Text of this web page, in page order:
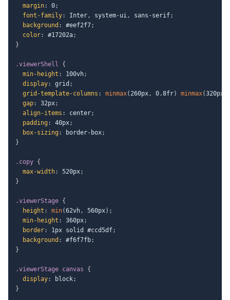
margin: 0;
font-family: Inter, system-ui, sans-serif;
background : #eef2f7;
color: #17202a;
}
.viewerShell
{
min-height : 100vh;
display: grid ;
grid-template-columns : minmax( 260px, 0.8fr) minmax(320px
gap: 32px;
align-items : center;
padding: 40px;
box-sizing: border-box;
}
.copy {
max-width: 520px;
}
.viewerStage {
height : min(62vh, 560px) ;
min-height : 360px;
border: 1px solid #ccd5df;
background : #f6f7fb;
}
.viewerStage canvas
{
display: block;
}